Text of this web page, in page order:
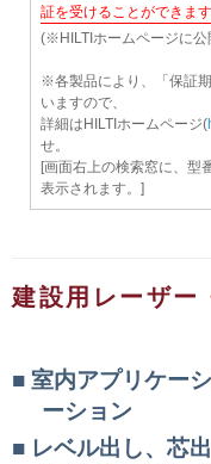
証を受けることができます
(※HILTIホームページに公
※各製品により、「保証
いますので、
詳細はHILTIホームページ(
せ。
[画面右上の検索窓に、型
表示されます。]
建設用レーザー
室内アプリケー
ーション
レベル出し、芯